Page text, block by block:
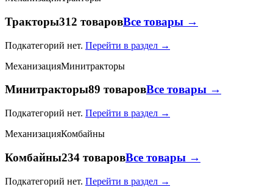
Тракторы312 товаровВсе товары →
Подкатегорий нет. Перейти в раздел →
МеханизацияМинитракторы
Минитракторы89 товаровВсе товары →
Подкатегорий нет. Перейти в раздел →
МеханизацияКомбайны
Комбайны234 товаровВсе товары →
Подкатегорий нет. Перейти в раздел →